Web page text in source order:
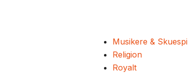
Musikere &
Religion
Royalt